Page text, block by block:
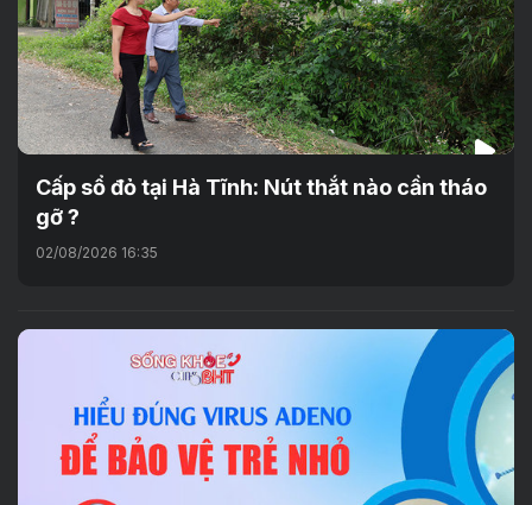
Cấp sổ đỏ tại Hà Tĩnh: Nút thắt nào cần tháo
gỡ ?
02/08/2026 16:35